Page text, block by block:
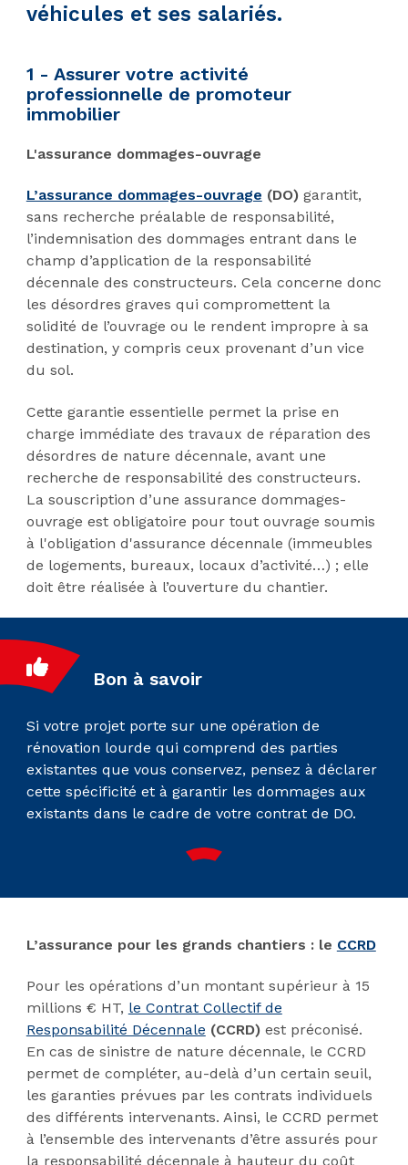
véhicules et ses salariés.
1 - Assurer votre activité
professionnelle de promoteur
immobilier
L'assurance dommages-ouvrage
L’assurance dommages-ouvrage (DO) garantit,
sans recherche préalable de responsabilité,
l’indemnisation des dommages entrant dans le
champ d’application de la responsabilité
décennale des constructeurs. Cela concerne donc
les désordres graves qui compromettent la
solidité de l’ouvrage ou le rendent impropre à sa
destination, y compris ceux provenant d’un vice
du sol.
Cette garantie essentielle permet la prise en
charge immédiate des travaux de réparation des
désordres de nature décennale, avant une
recherche de responsabilité des constructeurs.
La souscription d’une assurance dommages-
ouvrage est obligatoire pour tout ouvrage soumis
à l'obligation d'assurance décennale (immeubles
de logements, bureaux, locaux d’activité…) ; elle
doit être réalisée à l’ouverture du chantier.
Bon à savoir
Si votre projet porte sur une opération de
rénovation lourde qui comprend des parties
existantes que vous conservez, pensez à déclarer
cette spécificité et à garantir les dommages aux
existants dans le cadre de votre contrat de DO.
L’assurance pour les grands chantiers : le CCRD
Pour les opérations d’un montant supérieur à 15
millions € HT, le Contrat Collectif de
Responsabilité Décennale (CCRD)est préconisé.
En cas de sinistre de nature décennale, le CCRD
permet de compléter, au-delà d’un certain seuil,
les garanties prévues par les contrats individuels
des différents intervenants. Ainsi, le CCRD permet
à l’ensemble des intervenants d’être assurés pour
la responsabilité décennale à hauteur du coût